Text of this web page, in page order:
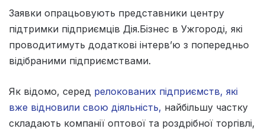
Заявки опрацьовують представники центру
підтримки підприємців Дія.Бізнес в Ужгороді, які
проводитимуть додаткові інтерв’ю з попередньо
відібраними підприємствами.
Як відомо, серед релокованих підприємств, які
вже відновили свою діяльність, найбільшу частку
складають компанії оптової та роздрібної торгівлі,